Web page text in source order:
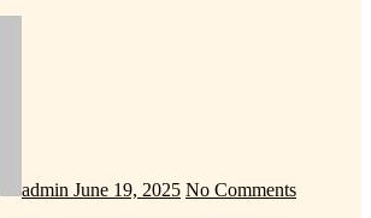
admin June 19, 2025 No Comments